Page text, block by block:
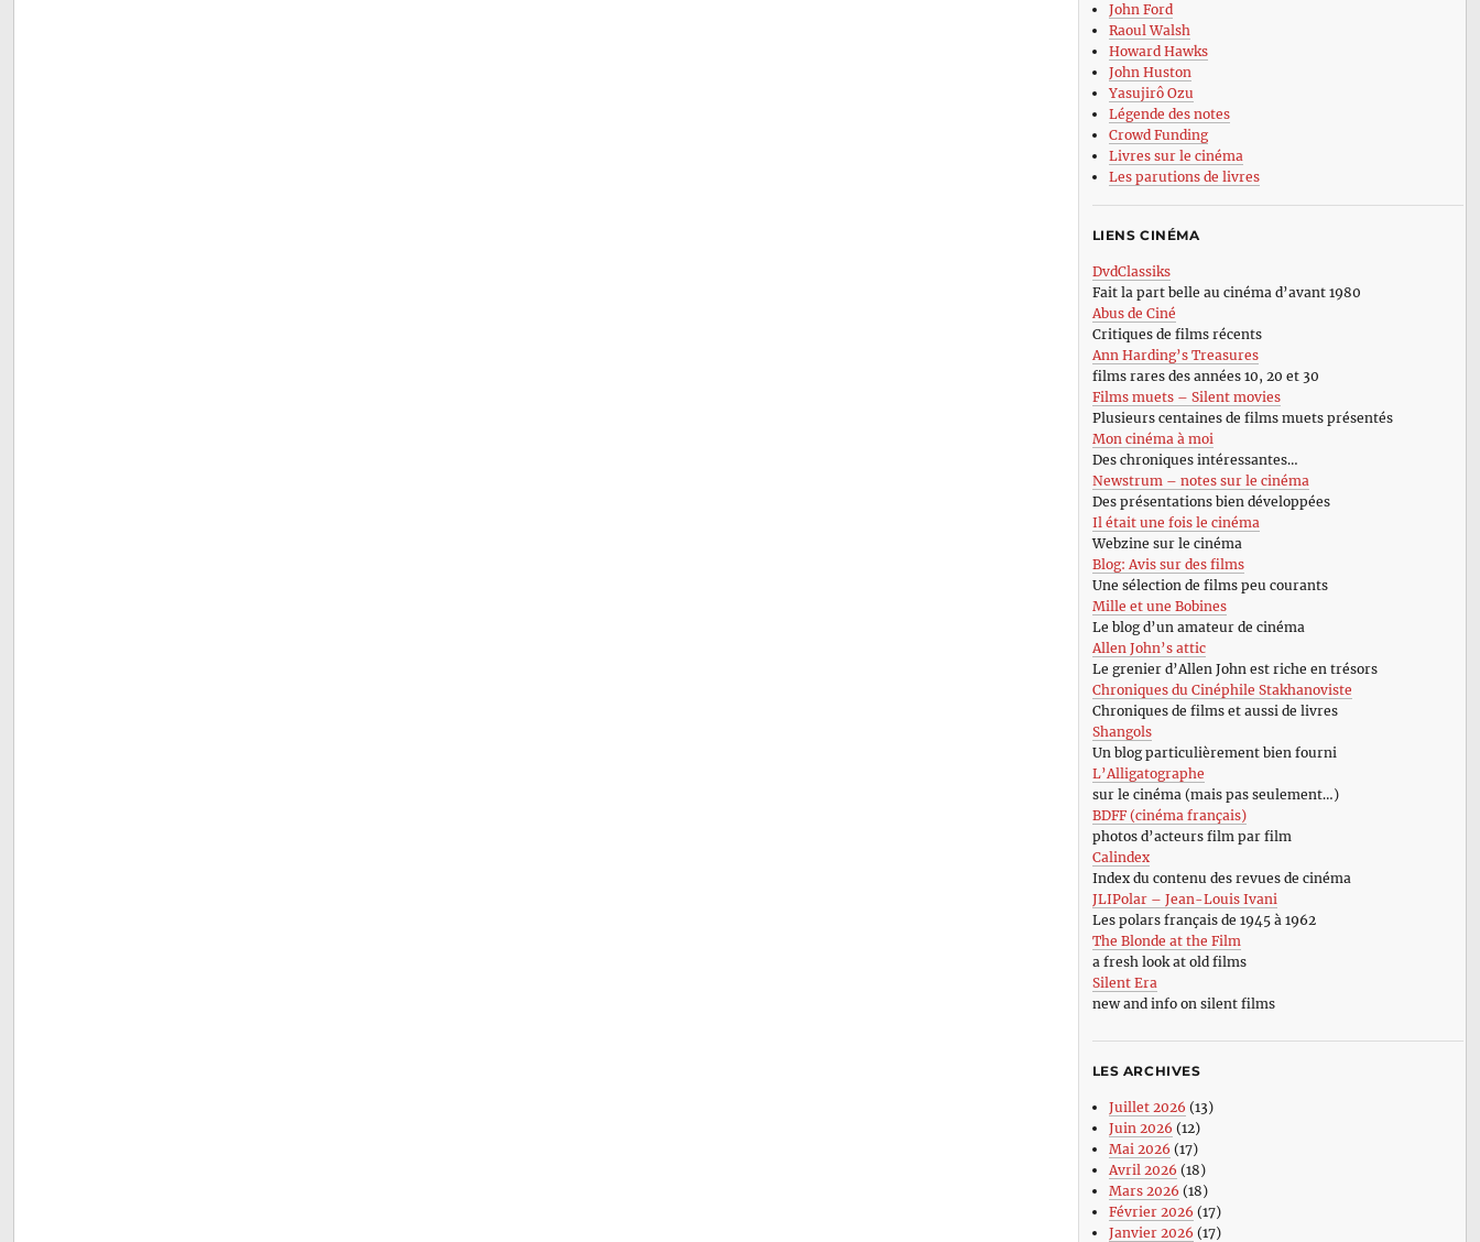
John Ford
Raoul Walsh
Howard Hawks
John Huston
Yasujirô Ozu
Légende des notes
Crowd Funding
Livres sur le cinéma
Les parutions de livres
LIENS CINÉMA
DvdClassiks
Fait la part belle au cinéma d’avant 1980
Abus de Ciné
Critiques de films récents
Ann Harding’s Treasures
films rares des années 10, 20 et 30
Films muets – Silent movies
Plusieurs centaines de films muets présentés
Mon cinéma à moi
Des chroniques intéressantes…
Newstrum – notes sur le cinéma
Des présentations bien développées
Il était une fois le cinéma
Webzine sur le cinéma
Blog: Avis sur des films
Une sélection de films peu courants
Mille et une Bobines
Le blog d’un amateur de cinéma
Allen John’s attic
Le grenier d’Allen John est riche en trésors
Chroniques du Cinéphile Stakhanoviste
Chroniques de films et aussi de livres
Shangols
Un blog particulièrement bien fourni
L’Alligatographe
sur le cinéma (mais pas seulement…)
BDFF (cinéma français)
photos d’acteurs film par film
Calindex
Index du contenu des revues de cinéma
JLIPolar – Jean-Louis Ivani
Les polars français de 1945 à 1962
The Blonde at the Film
a fresh look at old films
Silent Era
new and info on silent films
LES ARCHIVES
Juillet 2026 (13)
Juin 2026 (12)
Mai 2026 (17)
Avril 2026 (18)
Mars 2026 (18)
Février 2026 (17)
Janvier 2026 (17)